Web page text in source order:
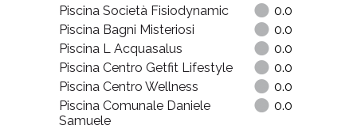
Piscina Società Fisiodynamic
0.0
Piscina Bagni Misteriosi
0.0
Piscina L Acquasalus
0.0
Piscina Centro Getfit Lifestyle
0.0
Piscina Centro Wellness
0.0
Piscina Comunale Daniele
Samuele
0.0